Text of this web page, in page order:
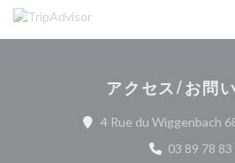
アクセス/お問
4 Rue du Wiggenbach
03 89 78 83